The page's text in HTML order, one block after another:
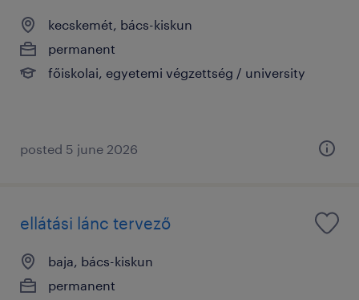
kecskemét, bács-kiskun
permanent
főiskolai, egyetemi végzettség / university
posted 5 june 2026
ellátási lánc tervező
baja, bács-kiskun
permanent